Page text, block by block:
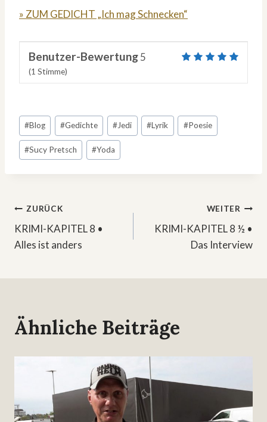
» ZUM GEDICHT „Ich mag Schnecken“
Benutzer-Bewertung5
(1 Stimme)
Schlagworte:
#Blog #Gedichte #Jedi #Lyrik #Poesie
#Sucy Pretsch #Yoda
Beitragsnavigation
ZURÜCK
KRIMI-KAPITEL 8 •
Alles ist anders
WEITER
KRIMI-KAPITEL 8 ½ •
Das Interview
Ähnliche Beiträge